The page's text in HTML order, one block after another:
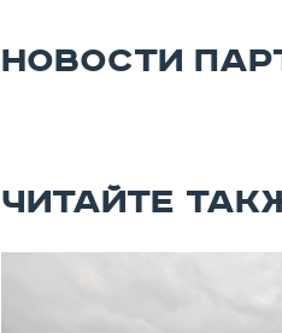
НОВОСТИ
ЧИТАЙТЕ